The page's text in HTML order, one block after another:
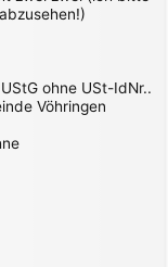
ohne USt-IdNr..
Vöhringen